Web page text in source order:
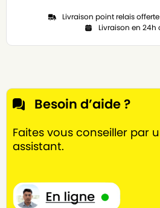
Besoin d’aide ?
Faites vous conseiller par
assistant.
Livraison point relais
Livraison en 24h